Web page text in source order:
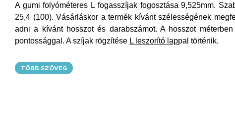
A gumi folyóméteres L fogasszíjak fogosztása 9,525mm.
25,4 (100). Vásárláskor a termék kívánt szélességének
adni a kívánt hosszot és darabszámot. A hosszot
pontossággal. A szíjak rögzítése L leszorító lappal történik.
TÖBB SZÖVEG